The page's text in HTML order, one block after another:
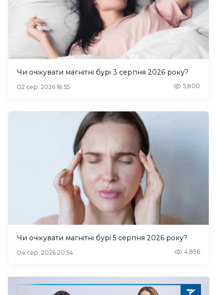
Чи очікувати магнітні бурі 3 серпня 2026 року?
02 сер. 2026 18:55 5,800
Чи очікувати магнітні бурі 5 серпня 2026 року?
04 сер. 2026 20:54 4,896